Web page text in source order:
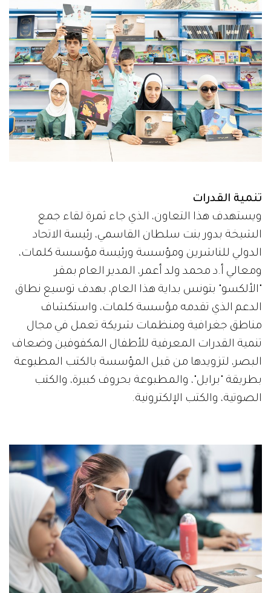
تنمية القدرات
ويستهدف هذا التعاون، الذي جاء ثمرة لقاء جمع
الشيخة بدور بنت سلطان القاسمي، رئيسة الاتحاد
الدولي للناشرين ومؤسسة ورئيسة مؤسسة كلمات،
ومعالي أ.د محمد ولد أعمر، المدير العام بمقر
"الألكسو" بتونس بداية هذا العام، بهدف توسيع نطاق
الدعم الذي تقدمه مؤسسة كلمات، واستكشاف
مناطق جغرافية ومنظمات شريكة تعمل في مجال
تنمية القدرات المعرفية للأطفال المكفوفين وضعاف
البصر، لتزويدها من قبل المؤسسة بالكتب المطبوعة
بطريقة "برايل"، والمطبوعة بحروف كبيرة، والكتب
الصوتية، والكتب الإلكترونية.